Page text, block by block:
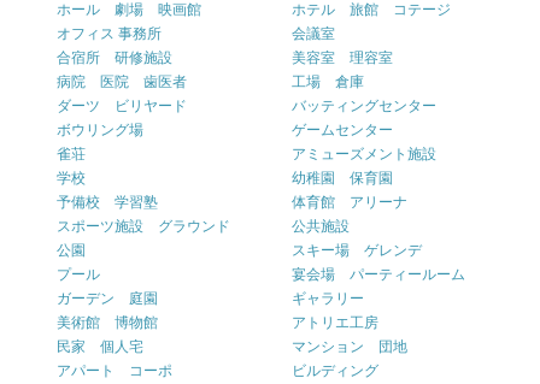
ホール 劇場 映画館
ホテル 旅館 コテージ
オフィス 事務所
会議室
合宿所 研修施設
美容室 理容室
病院 医院 歯医者
工場 倉庫
ダーツ ビリヤード
バッティングセンター
ボウリング場
ゲームセンター
雀荘
アミューズメント施設
学校
幼稚園 保育園
予備校 学習塾
体育館 アリーナ
スポーツ施設 グラウンド
公共施設
公園
スキー場 ゲレンデ
プール
宴会場 パーティールーム
ガーデン 庭園
ギャラリー
美術館 博物館
アトリエ工房
民家 個人宅
マンション 団地
アパート コーポ
ビルディング